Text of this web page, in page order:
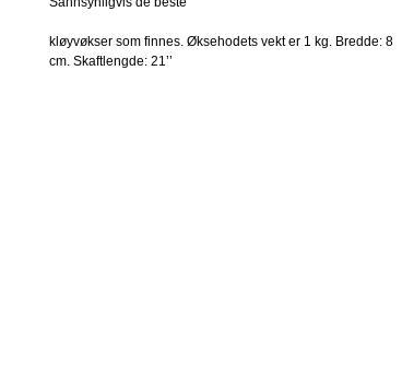
kløyvøkser som finnes. Øksehodets vekt er 1 kg. Bredde: 8
cm. Skaftlengde: 21’’